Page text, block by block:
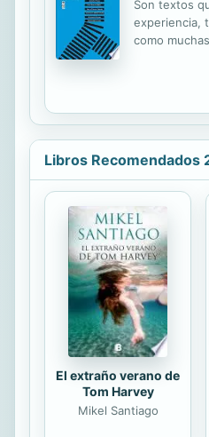
Son textos
experiencia,
como
tienen el
como
oficio de
entretenidos
desafío de
hoja en
Libros Recomendados
El extraño verano de
Tom Harvey
Mikel Santiago